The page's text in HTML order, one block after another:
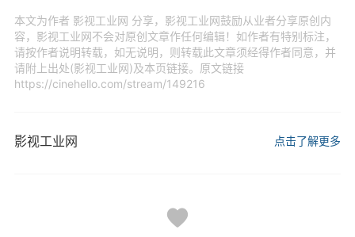
本文为作者 影视工业网 分享，影视工业网鼓励从业者分享原创内
容，影视工业网不会对原创文章作任何编辑！如作者有特别标注，
请按作者说明转载，如无说明，则转载此文章须经得作者同意，并
请附上出处(影视工业网)及本页链接。原文链接
https://cinehello.com/stream/149216
影视工业网 点击了解更多